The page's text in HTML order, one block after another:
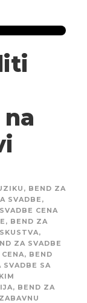
, BEND ZA
SVADBE ,
CENA
, BEND ZA
,
ZA SVADBE
, BEND
SVADBE SA
, BEND ZA